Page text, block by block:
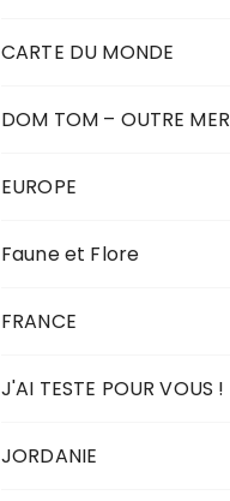
CARTE DU MONDE
DOM TOM – OUTRE MER
EUROPE
Faune et Flore
FRANCE
J'AI TESTE POUR VOUS !
JORDANIE